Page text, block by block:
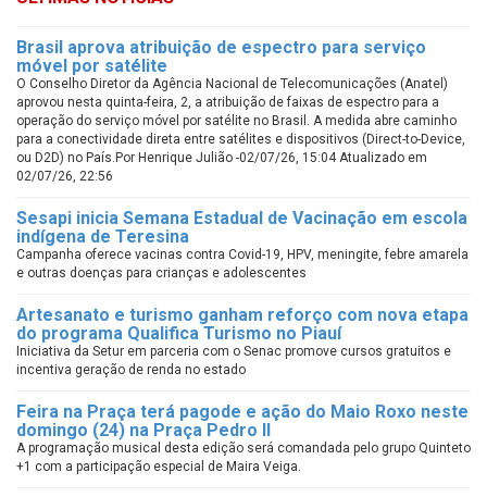
Brasil aprova atribuição de espectro para serviço
móvel por satélite
O Conselho Diretor da Agência Nacional de Telecomunicações (Anatel)
aprovou nesta quinta-feira, 2, a atribuição de faixas de espectro para a
operação do serviço móvel por satélite no Brasil. A medida abre caminho
para a conectividade direta entre satélites e dispositivos (Direct-to-Device,
ou D2D) no País.Por Henrique Julião -02/07/26, 15:04 Atualizado em
02/07/26, 22:56
Sesapi inicia Semana Estadual de Vacinação em escola
indígena de Teresina
Campanha oferece vacinas contra Covid-19, HPV, meningite, febre amarela
e outras doenças para crianças e adolescentes
Artesanato e turismo ganham reforço com nova etapa
do programa Qualifica Turismo no Piauí
Iniciativa da Setur em parceria com o Senac promove cursos gratuitos e
incentiva geração de renda no estado
Feira na Praça terá pagode e ação do Maio Roxo neste
domingo (24) na Praça Pedro II
A programação musical desta edição será comandada pelo grupo Quinteto
+1 com a participação especial de Maira Veiga.